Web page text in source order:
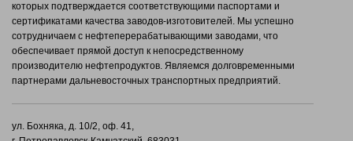
которых подтверждается соответствующими паспортами и
сертификатами качества заводов-изготовителей. Мы успешно
сотрудничаем с нефтеперерабатывающими заводами, что
обеспечивает прямой доступ к непосредственному
производителю нефтепродуктов. Являемся долговременными
партнерами дальневосточных транспортных предприятий.
ул. Бохняка, д. 10/2, оф. 41,